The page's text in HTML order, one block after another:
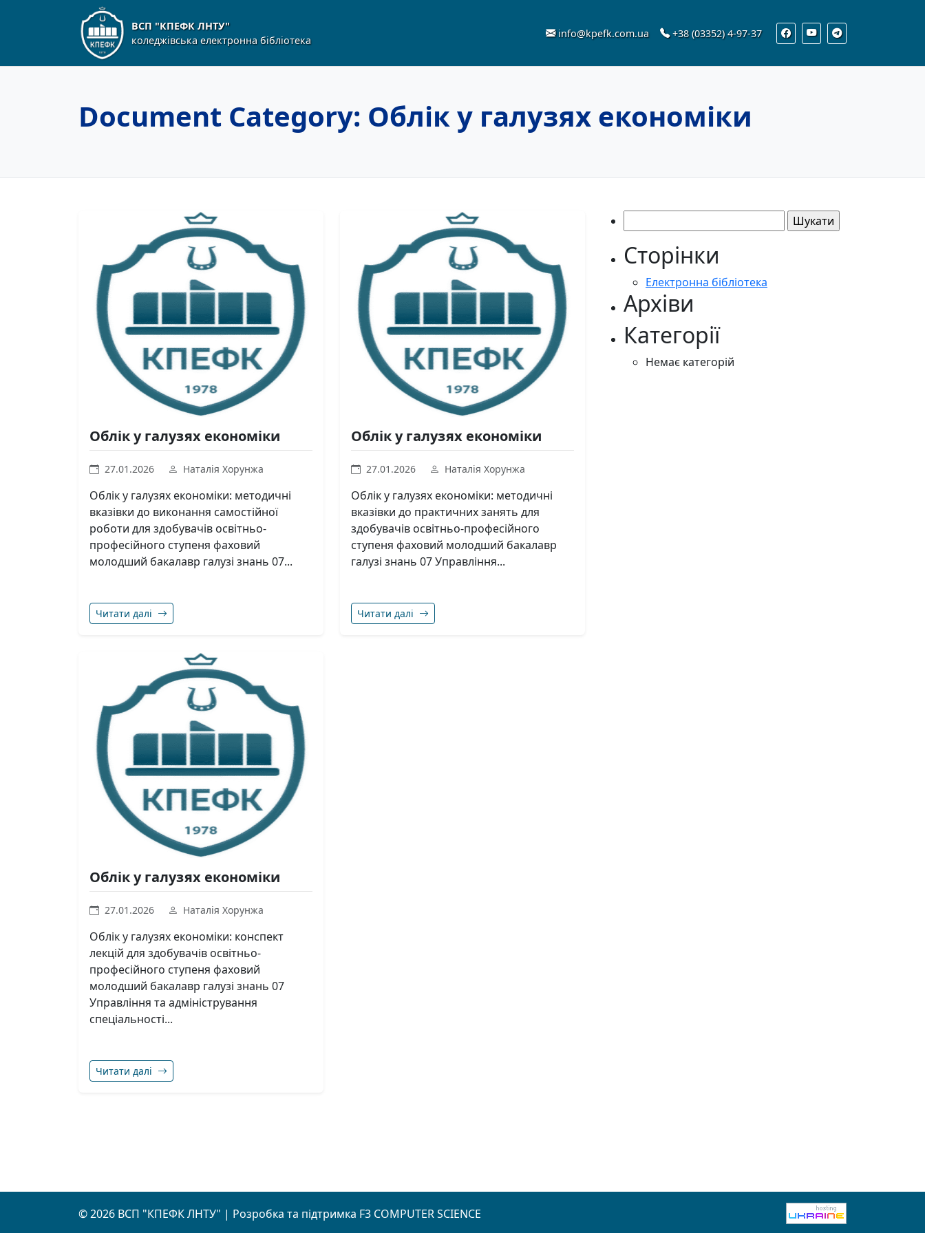
ВСП "КПЕФК ЛНТУ"
коледжівська електронна бібліотека
info@kpefk.com.ua +38 (03352) 4-97-37
Document Category: Облік у галузях економіки
Облік у галузях економіки
27.01.2026 Наталія Хорунжа
Облік у галузях економіки: методичні
вказівки до виконання самостійної
роботи для здобувачів освітньо-
професійного ступеня фаховий
молодший бакалавр галузі знань 07...
Читати далі
Облік у галузях економіки
27.01.2026 Наталія Хорунжа
Облік у галузях економіки: методичні
вказівки до практичних занять для
здобувачів освітньо-професійного
ступеня фаховий молодший бакалавр
галузі знань 07 Управління...
Читати далі
Облік у галузях економіки
27.01.2026 Наталія Хорунжа
Облік у галузях економіки: конспект
лекцій для здобувачів освітньо-
професійного ступеня фаховий
молодший бакалавр галузі знань 07
Управління та адміністрування
спеціальності...
Читати далі
Сторінки
Електронна бібліотека
Архіви
Категорії
Немає категорій
© 2026 ВСП "КПЕФК ЛНТУ" | Розробка та підтримка F3 COMPUTER SCIENCE